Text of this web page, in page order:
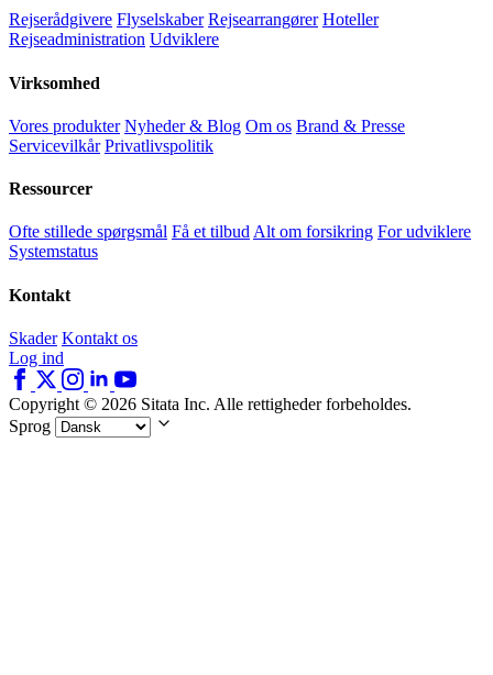
Rejserådgivere Flyselskaber Rejsearrangører Hoteller
Rejseadministration Udviklere
Virksomhed
Vores produkter Nyheder & Blog Om os Brand & Presse
Servicevilkår Privatlivspolitik
Ressourcer
Ofte stillede spørgsmål Få et tilbud Alt om forsikring For udviklere
Systemstatus
Kontakt
Skader Kontakt os
Log ind
Copyright © 2026 Sitata Inc. Alle rettigheder forbeholdes.
Sprog